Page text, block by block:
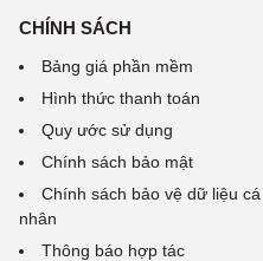
CHÍNH SÁCH
Bảng giá phần mềm
Hình thức thanh toán
Quy ước sử dụng
Chính sách bảo mật
Chính sách bảo vệ dữ liệu cá
nhân
Thông báo hợp tác